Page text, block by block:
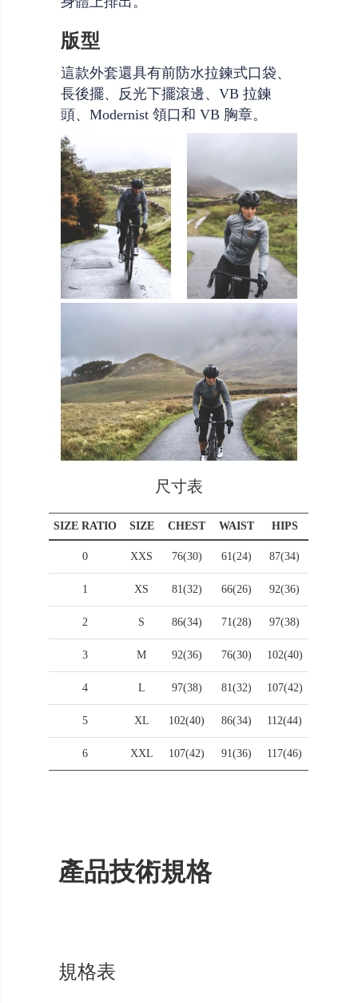
版型
這款外套還具有前防水拉鍊式口袋、
長後擺、反光下擺滾邊、VB 拉鍊
頭、Modernist 領口和 VB 胸章。
尺寸表
SIZE RATIO SIZE CHEST WAIST HIPS
0 XXS 76(30) 61(24) 87(34)
1 XS 81(32) 66(26) 92(36)
2 S 86(34) 71(28) 97(38)
3 M 92(36) 76(30) 102(40)
4 L 97(38) 81(32) 107(42)
5 XL 102(40) 86(34) 112(44)
6 XXL 107(42) 91(36) 117(46)
產品技術規格
規格表